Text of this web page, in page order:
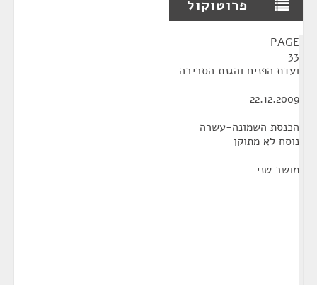
פרוטוקול
PAGE
33
ועדת הפנים והגנת הסביבה
22.12.2009
הכנסת השמונה-עשרה
נוסח לא מתוקן
מושב שני